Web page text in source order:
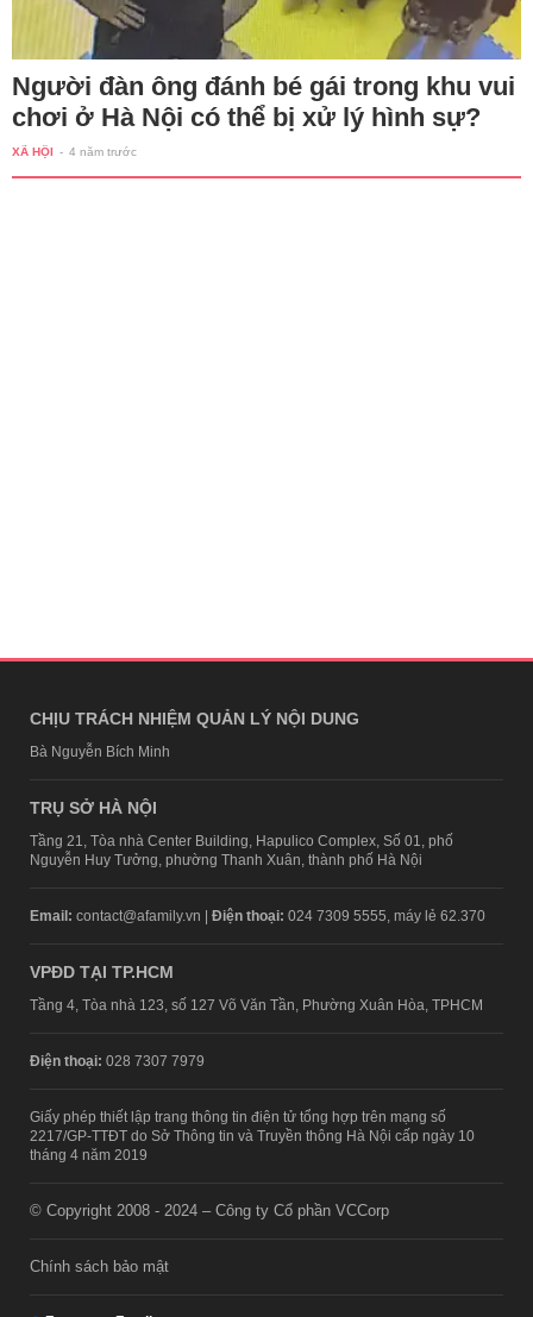
Người đàn ông đánh bé gái trong khu vui
chơi ở Hà Nội có thể bị xử lý hình sự?
XÃ HỘI - 4 năm trước
CHỊU TRÁCH NHIỆM QUẢN LÝ NỘI DUNG
Bà Nguyễn Bích Minh
TRỤ SỞ HÀ NỘI
Tầng 21, Tòa nhà Center Building, Hapulico Complex, Số 01, phố
Nguyễn Huy Tưởng, phường Thanh Xuân, thành phố Hà Nội
Email: contact@afamily.vn | Điện thoại: 024 7309 5555, máy lẻ 62.370
VPĐD TẠI TP.HCM
Tầng 4, Tòa nhà 123, số 127 Võ Văn Tần, Phường Xuân Hòa, TPHCM
Điện thoại: 028 7307 7979
Giấy phép thiết lập trang thông tin điện tử tổng hợp trên mạng số
2217/GP-TTĐT do Sở Thông tin và Truyền thông Hà Nội cấp ngày 10
tháng 4 năm 2019
© Copyright 2008 - 2024 – Công ty Cổ phần VCCorp
Chính sách bảo mật